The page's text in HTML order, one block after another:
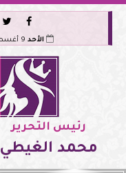


الأحد
رئيس التحرير
محمد الغيطي